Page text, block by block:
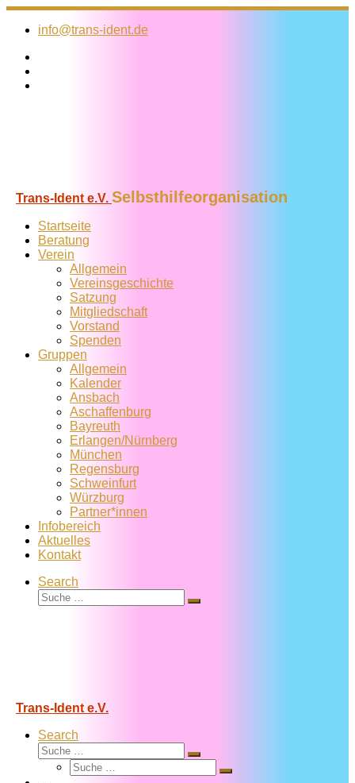
Zum
Inhalt
info@trans-ident.de
Trans-Ident e.V. Selbsthilfeorganisation
Startseite
Beratung
Verein
Allgemein
Vereins­geschichte
Satzung
Mitglied­schaft
Vorstand
Spenden
Gruppen
Allgemein
Kalender
Ansbach
Aschaffenburg
Bayreuth
Erlangen/Nürnberg
München
Regensburg
Schweinfurt
Würzburg
Partner*innen
Infobereich
Aktuelles
Kontakt
Search
Suche
Suche
Trans-Ident e.V.
Search
Suche
Suche
Suche
Suche